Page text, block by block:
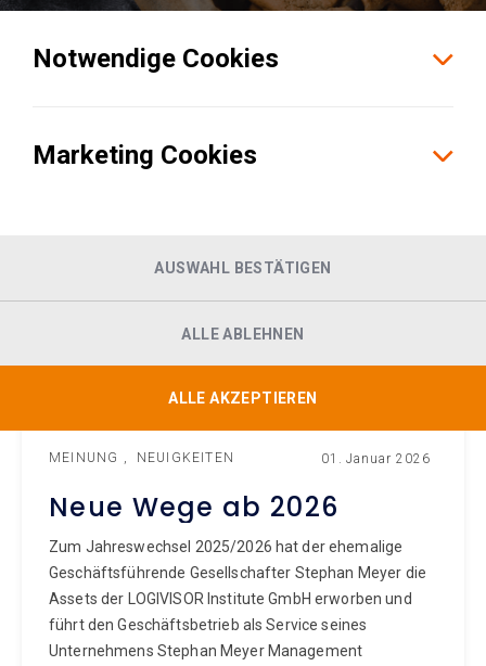
MEINUNG NEUIGKEITEN 01. Januar 2026
Neue Wege ab 2026
Zum Jahreswechsel 2025/2026 hat der ehemalige
Geschäftsführende Gesellschafter Stephan Meyer die
Assets der LOGIVISOR Institute GmbH erworben und
führt den Geschäftsbetrieb als Service seines
Unternehmens Stephan Meyer Management
Notwendige Cookies
Marketing Cookies
AUSWAHL BESTÄTIGEN
ALLE ABLEHNEN
ALLE AKZEPTIEREN